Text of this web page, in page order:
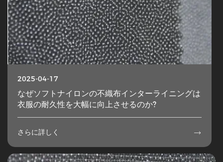
2025-04-17
なぜソフトナイロンの不織布インターライニングは
衣服の耐久性を大幅に向上させるのか?
さらに詳しく 